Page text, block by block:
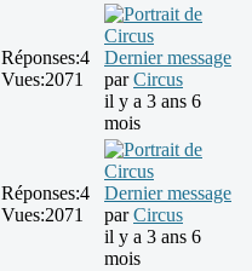
Réponses:4
Vues:2071
Dernier message
parCircus
il y a 3 ans 6
mois
Réponses:4
Vues:2071
Dernier message
parCircus
il y a 3 ans 6
mois